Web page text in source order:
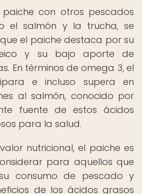
con otros pescados
el salmón y la trucha, se
el paiche destaca por su
y su bajo aporte de
En términos de omega 3, el
e incluso supera en
al salmón, conocido por
fuente de estos ácidos
para la salud.
nutricional, el paiche es
para aquellos que
consumo de pescado y
de los ácidos grasos